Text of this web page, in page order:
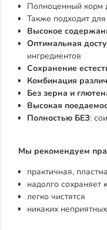
Полноценный корм
Также подходит
Высокое
Оптимальная
ингредиентов
Сохранение
Комбинация
Без зерна и
Высокая
Полностью БЕЗ:
Мы рекомендуем
практичная,
надолго сохраняет
легко чистятся
никаких